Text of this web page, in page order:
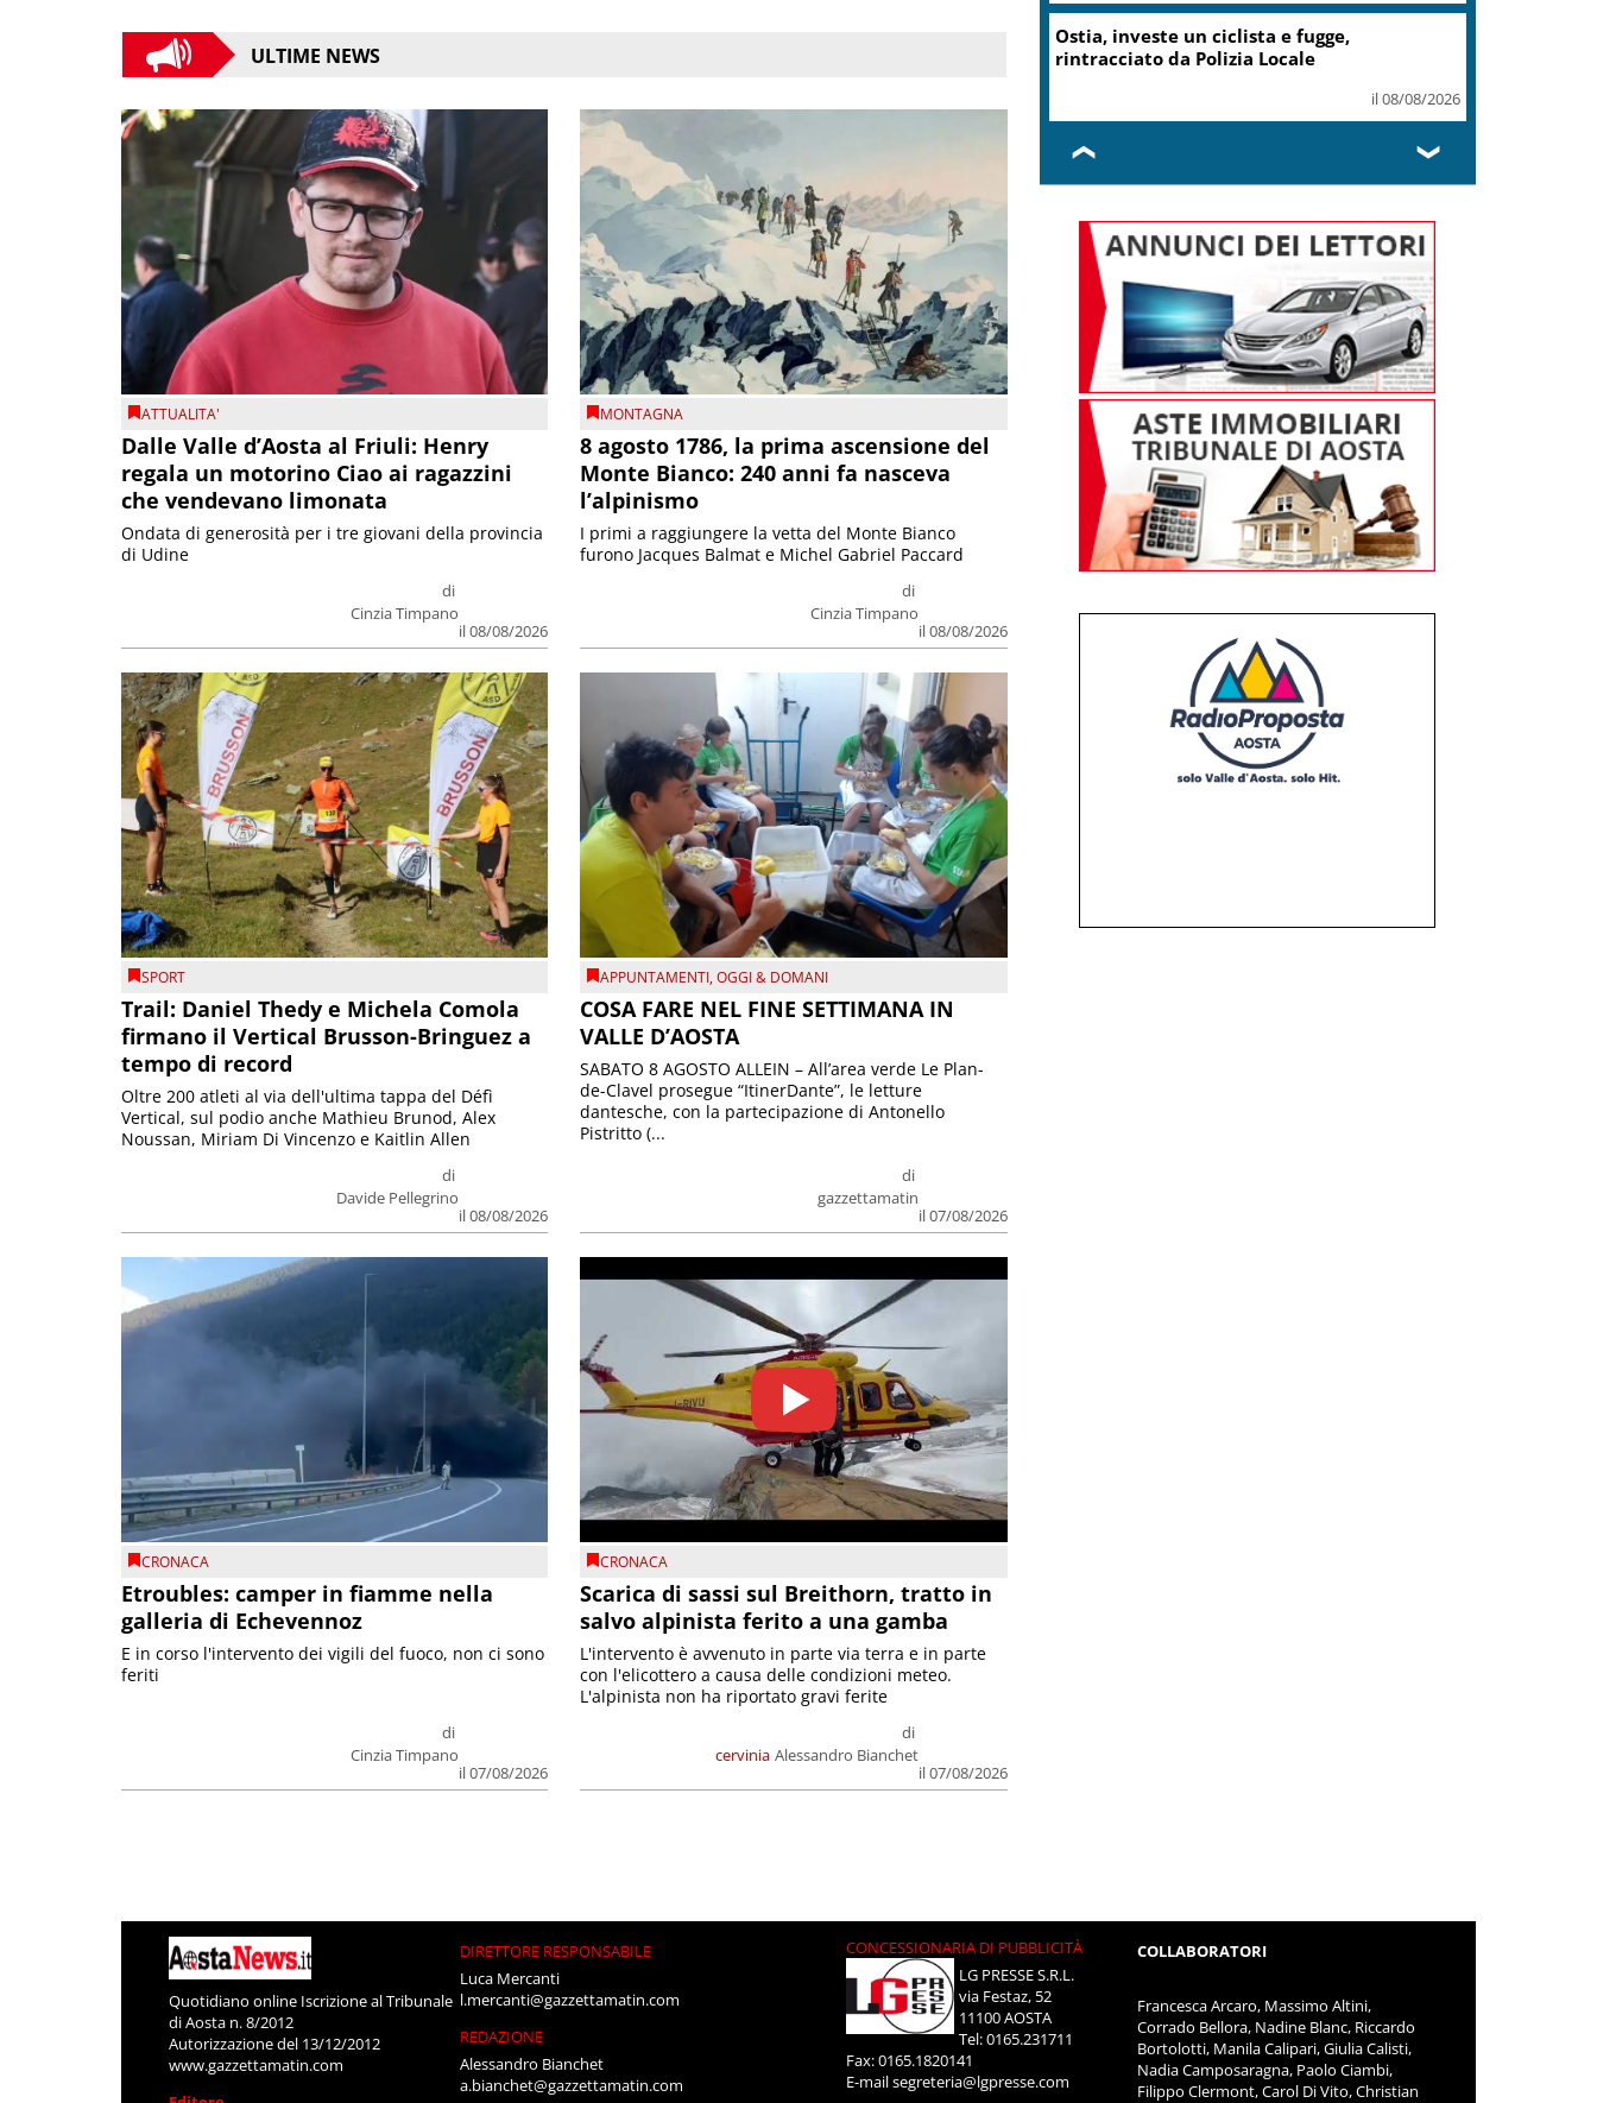
ULTIME NEWS
ATTUALITA'
Dalle Valle d’Aosta al Friuli: Henry
regala un motorino Ciao ai ragazzini
che vendevano limonata
di
Cinzia Timpano
il 08/08/2026
Ondata di generosità per i tre giovani della provincia
di Udine
MONTAGNA
8 agosto 1786, la prima ascensione del
Monte Bianco: 240 anni fa nasceva
l’alpinismo
di
Cinzia Timpano
il 08/08/2026
I primi a raggiungere la vetta del Monte Bianco
furono Jacques Balmat e Michel Gabriel Paccard
SPORT
Trail: Daniel Thedy e Michela Comola
firmano il Vertical Brusson-Bringuez a
tempo di record
di
Davide Pellegrino
il 08/08/2026
Oltre 200 atleti al via dell'ultima tappa del Défì
Vertical, sul podio anche Mathieu Brunod, Alex
Noussan, Miriam Di Vincenzo e Kaitlin Allen
APPUNTAMENTI,OGGI & DOMANI
COSA FARE NEL FINE SETTIMANA IN
VALLE D’AOSTA
di
gazzettamatin
il 07/08/2026
SABATO 8 AGOSTO ALLEIN – All’area verde Le Plan-
de-Clavel prosegue “ItinerDante”, le letture
dantesche, con la partecipazione di Antonello
Pistritto (...
CRONACA
Etroubles: camper in fiamme nella
galleria di Echevennoz
di
Cinzia Timpano
il 07/08/2026
E in corso l'intervento dei vigili del fuoco, non ci sono
feriti
CRONACA
Scarica di sassi sul Breithorn, tratto in
salvo alpinista ferito a una gamba
cervinia
di
Alessandro Bianchet
il 07/08/2026
L'intervento è avvenuto in parte via terra e in parte
con l'elicottero a causa delle condizioni meteo.
L'alpinista non ha riportato gravi ferite
Ostia, investe un ciclista e fugge,
rintracciato da Polizia Locale
il 08/08/2026
❮ ❯
Quotidiano online Iscrizione al Tribunale
di Aosta n. 8/2012
Autorizzazione del 13/12/2012
www.gazzettamatin.com
DIRETTORE RESPONSABILE
Luca Mercanti
l.mercanti@gazzettamatin.com
REDAZIONE
Alessandro Bianchet
a.bianchet@gazzettamatin.com
CONCESSIONARIA DI PUBBLICITÀ
LG PRESSE S.R.L.
via Festaz, 52
11100 AOSTA
Tel: 0165.231711
Fax: 0165.1820141
E-mailsegreteria@lgpresse.com
COLLABORATORI
Francesca Arcaro, Massimo Altini,
Corrado Bellora, Nadine Blanc, Riccardo
Bortolotti, Manila Calipari, Giulia Calisti,
Nadia Camposaragna, Paolo Ciambi,
Filippo Clermont, Carol Di Vito, Christian